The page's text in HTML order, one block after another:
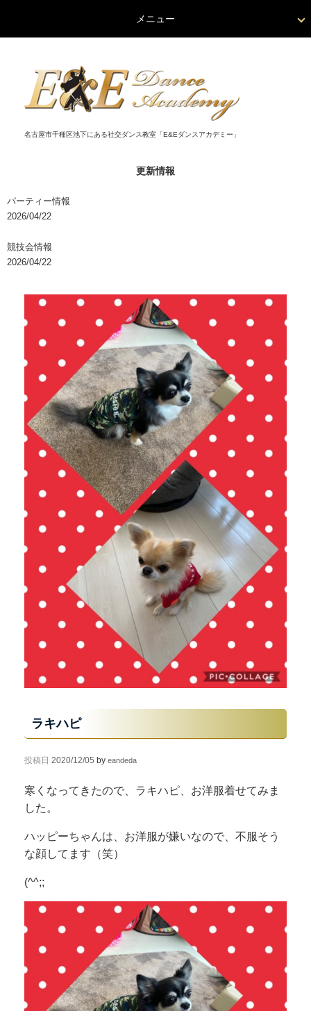
名古屋市千種区池下にある社交ダンス教室「E&Eダンスアカデミー」
更新情報
パーティー情報
2026/04/22
競技会情報
2026/04/22
メニュー
ラキハピ
投稿日 2020/12/05 by eandeda
寒くなってきたので、ラキハピ、お洋服着せてみま
した。
ハッピーちゃんは、お洋服が嫌いなので、不服そう
な顔してます（笑）
(^^;;